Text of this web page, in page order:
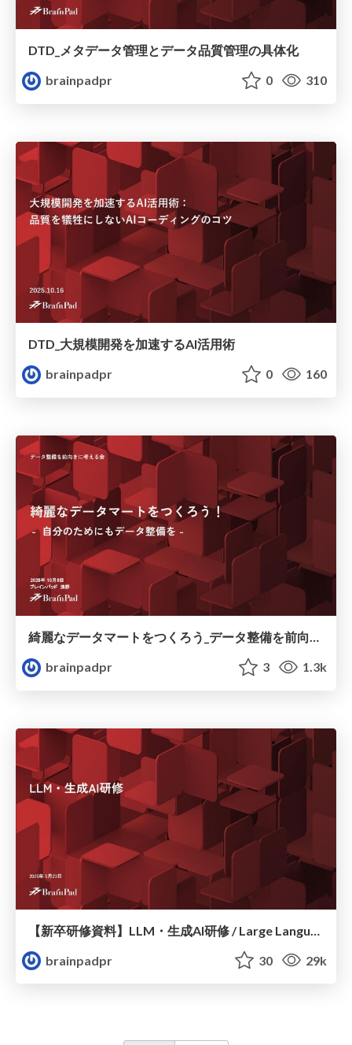
DTD_メタデータ管理とデータ品質管理の具体化
brainpadpr
0 310
DTD_大規模開発を加速するAI活用術
brainpadpr
0 160
綺麗なデータマートをつくろう_データ整備を前向きに考える会 / Let's create clean data mart
brainpadpr
3 1.3k
brainpadpr
30 29k